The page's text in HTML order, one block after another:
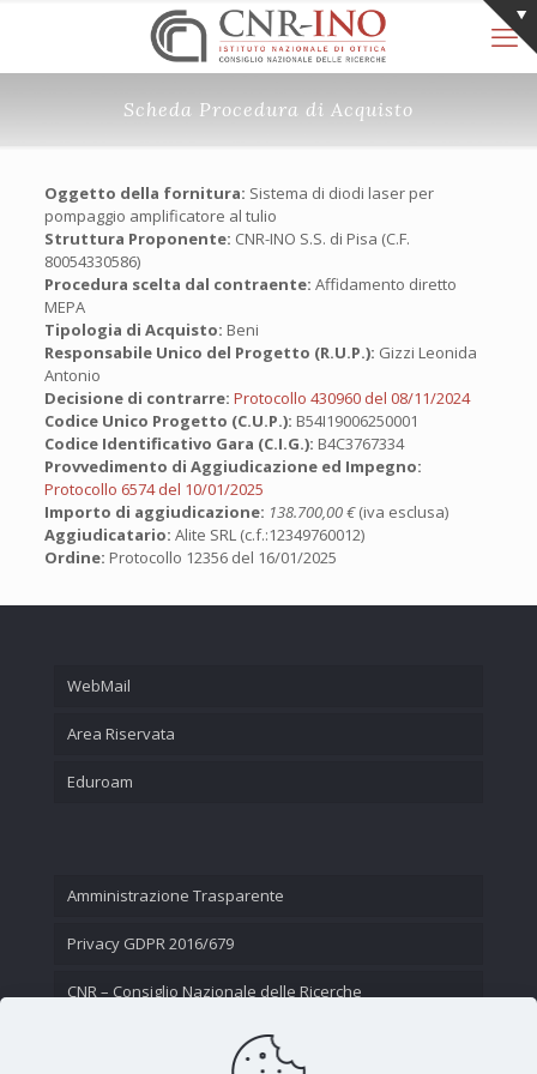
Scheda Procedura di Acquisto
Oggetto della fornitura: Sistema di diodi laser per
pompaggio amplificatore al tulio
Struttura Proponente: CNR-INO S.S. di Pisa (C.F.
80054330586)
Procedura scelta dal contraente: Affidamento diretto
MEPA
Tipologia di Acquisto: Beni
Responsabile Unico del Progetto (R.U.P.): Gizzi Leonida
Antonio
Decisione di contrarre: Protocollo 430960 del 08/11/2024
Codice Unico Progetto (C.U.P.): B54I19006250001
Codice Identificativo Gara (C.I.G.): B4C3767334
Provvedimento di Aggiudicazione ed Impegno:
Protocollo 6574 del 10/01/2025
Importo di aggiudicazione: 138.700,00 €(iva esclusa)
Aggiudicatario: Alite SRL (c.f.:12349760012)
Ordine: Protocollo 12356 del 16/01/2025
WebMail
Area Riservata
Eduroam
Amministrazione Trasparente
Privacy GDPR 2016/679
CNR – Consiglio Nazionale delle Ricerche